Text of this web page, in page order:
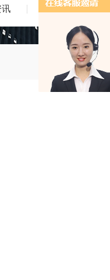
讯 技术文章